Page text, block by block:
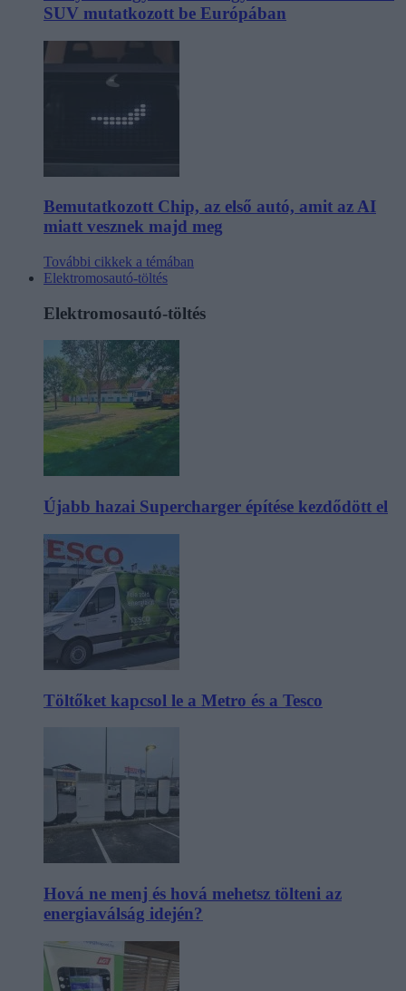
SUV mutatkozott be Európában
Bemutatkozott Chip, az első autó, amit az AI
miatt vesznek majd meg
További cikkek a témában
Elektromosautó-töltés
Elektromosautó-töltés
Újabb hazai Supercharger építése kezdődött el
Töltőket kapcsol le a Metro és a Tesco
Hová ne menj és hová mehetsz tölteni az
energiaválság idején?